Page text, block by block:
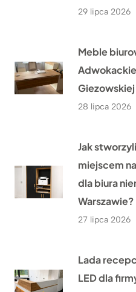
29 lipca 2026
Meble
28 lipca 2026
Jak
miejscem
dla biura
Warszawie?
27 lipca 2026
Lada
LED dla